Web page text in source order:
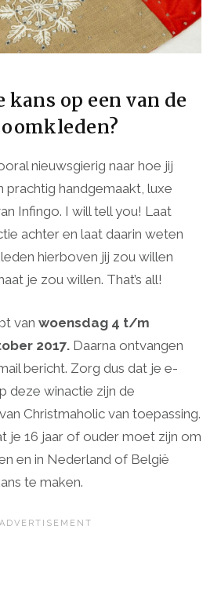
kans op een van de
nieuwsgierig naar hoe jij
prachtig handgemaakt, luxe
Infingo. I will tell you! Laat
achter en laat daarin weten
hierboven jij zou willen
je zou willen. That’s all!
van woensdag 4 t/m
2017. Daarna ontvangen
bericht. Zorg dus dat je e-
deze winactie zijn de
van Christmaholic van toepassing.
je 16 jaar of ouder moet zijn om
en in Nederland of België
te maken.